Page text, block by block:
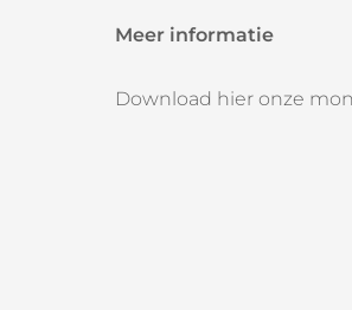
Meer informatie
Download hier onze